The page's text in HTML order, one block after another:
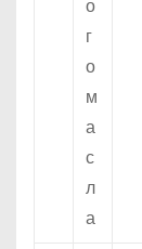
о
г
о
м
а
с
л
а